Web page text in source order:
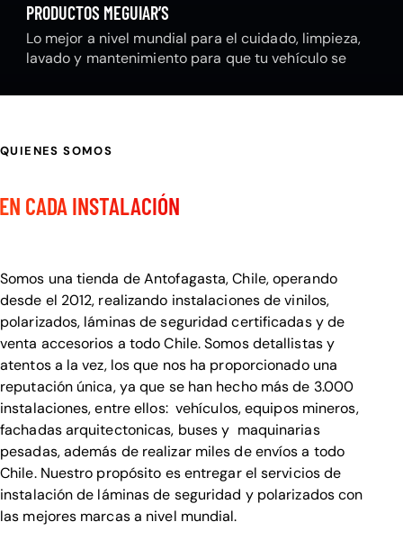
PRODUCTOS MEGUIAR’S
Lo mejor a nivel mundial para el cuidado, limpieza,
lavado y mantenimiento para que tu vehículo se
QUIENES SOMOS
EN CADA INSTALACIÓN
Somos una tienda de Antofagasta, Chile, operando
desde el 2012, realizando instalaciones de vinilos,
polarizados, láminas de seguridad certificadas y de
venta accesorios a todo Chile. Somos detallistas y
atentos a la vez, los que nos ha proporcionado una
reputación única, ya que se han hecho más de 3.000
instalaciones, entre ellos: vehículos, equipos mineros,
fachadas arquitectonicas, buses y maquinarias
pesadas, además de realizar miles de envíos a todo
Chile. Nuestro propósito es entregar el servicios de
instalación de láminas de seguridad y polarizados con
las mejores marcas a nivel mundial.